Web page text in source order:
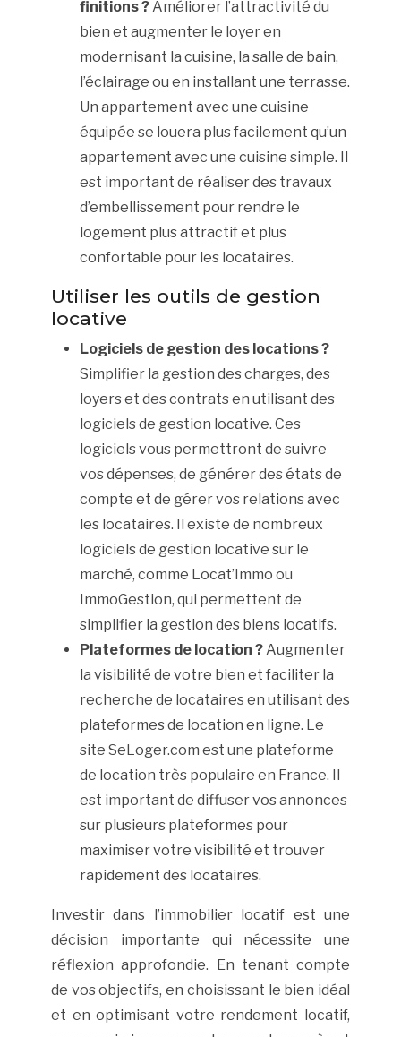
finitions ?Améliorer l’attractivité du
bien et augmenter le loyer en
modernisant la cuisine, la salle de bain,
l’éclairage ou en installant une terrasse.
Un appartement avec une cuisine
équipée se louera plus facilement qu’un
appartement avec une cuisine simple. Il
est important de réaliser des travaux
d’embellissement pour rendre le
logement plus attractif et plus
confortable pour les locataires.
Utiliser les outils de gestion
locative
Logiciels de gestion des locations ?
Simplifier la gestion des charges, des
loyers et des contrats en utilisant des
logiciels de gestion locative. Ces
logiciels vous permettront de suivre
vos dépenses, de générer des états de
compte et de gérer vos relations avec
les locataires. Il existe de nombreux
logiciels de gestion locative sur le
marché, comme Locat’Immo ou
ImmoGestion, qui permettent de
simplifier la gestion des biens locatifs.
Plateformes de location ?Augmenter
la visibilité de votre bien et faciliter la
recherche de locataires en utilisant des
plateformes de location en ligne. Le
site SeLoger.com est une plateforme
de location très populaire en France. Il
est important de diffuser vos annonces
sur plusieurs plateformes pour
maximiser votre visibilité et trouver
rapidement des locataires.
Investir dans l’immobilier locatif est une
décision importante qui nécessite une
réflexion approfondie. En tenant compte
de vos objectifs, en choisissant le bien idéal
et en optimisant votre rendement locatif,